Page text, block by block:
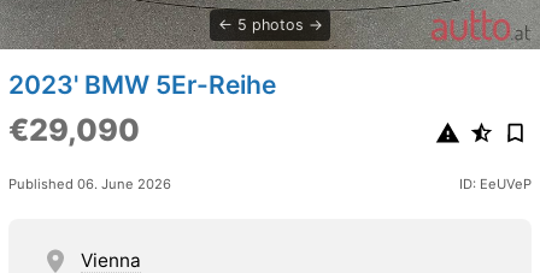
5 photos
2023' BMW 5Er-Reihe
€29,090
Published 06. June 2026 ID: EeUVeP
Vienna